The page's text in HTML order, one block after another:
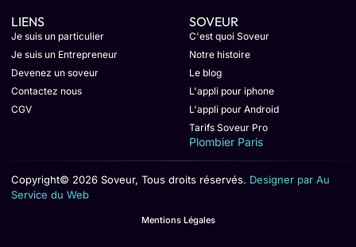
LIENS
Je suis un particulier
Je suis un Entrepreneur
Devenez un soveur
Contactez nous
CGV
SOVEUR
C'est quoi Soveur
Notre histoire
Le blog
L'appli pour iphone
L'appli pour Android
Tarifs Soveur Pro
Plombier Paris
Copyright© 2026 Soveur, Tous droits réservés. Designer par Au
Service du Web
Mentions Légales